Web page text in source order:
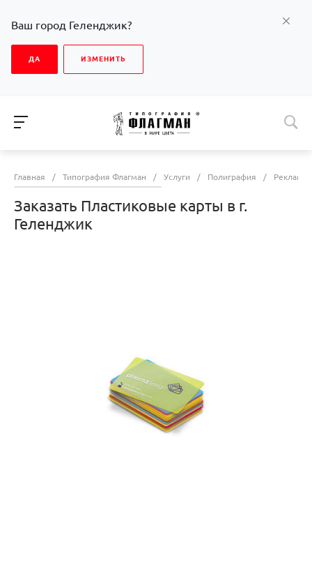
Ваш город Геленджик?
ДА ИЗМЕНИТЬ
Главная / Типография Флагман / Услуги / Полиграфия /
Заказать Пластиковые карты в г.
Геленджик